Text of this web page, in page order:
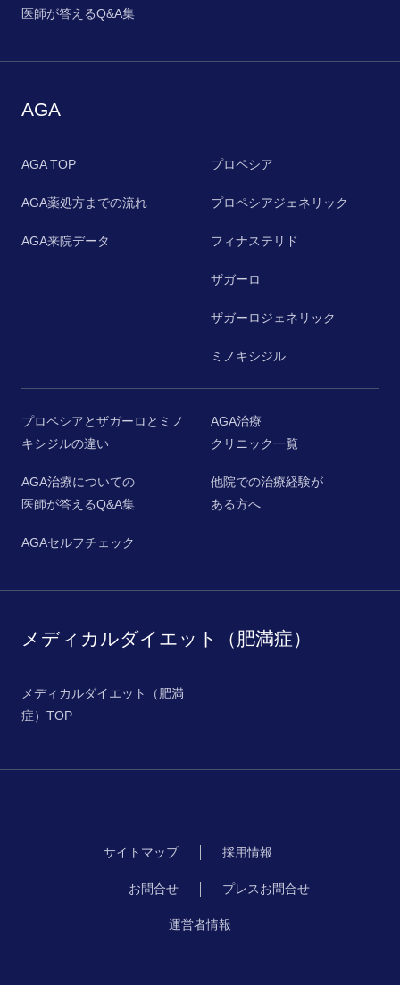
医師が答えるQ&A集
AGA
AGA TOP
AGA薬処方までの流れ
AGA来院データ
プロペシア
プロペシアジェネリック
フィナステリド
ザガーロ
ザガーロジェネリック
ミノキシジル
プロペシアとザガーロとミノ
キシジルの違い
AGA治療についての
医師が答えるQ&A集
AGAセルフチェック
AGA治療
クリニック一覧
他院での治療経験が
ある方へ
メディカルダイエット（肥満症）
メディカルダイエット（肥満
症）TOP
サイトマップ 採用情報
お問合せ プレスお問合せ
運営者情報